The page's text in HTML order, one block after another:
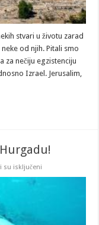
stvari u životu zarad
od njih. Pitali smo
za nečiju egzistenciju
Izrael. Jerusalim,
su isključeni